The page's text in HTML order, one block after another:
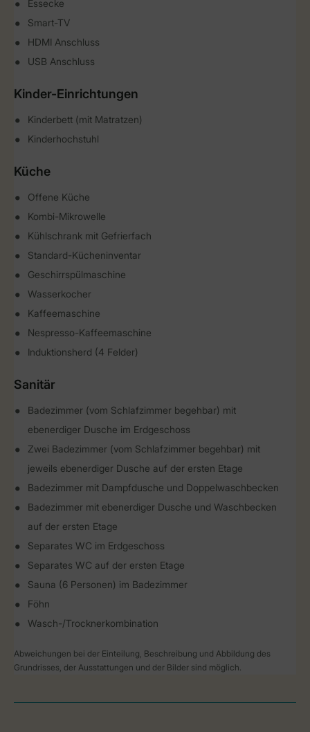
Essecke
Smart-TV
HDMI Anschluss
USB Anschluss
Kinder-Einrichtungen
Kinderbett (mit Matratzen)
Kinderhochstuhl
Küche
Offene Küche
Kombi-Mikrowelle
Kühlschrank mit Gefrierfach
Standard-Kücheninventar
Geschirrspülmaschine
Wasserkocher
Kaffeemaschine
Nespresso-Kaffeemaschine
Induktionsherd (4 Felder)
Sanitär
Badezimmer (vom Schlafzimmer begehbar) mit
ebenerdiger Dusche im Erdgeschoss
Zwei Badezimmer (vom Schlafzimmer begehbar) mit
jeweils ebenerdiger Dusche auf der ersten Etage
Badezimmer mit Dampfdusche und Doppelwaschbecken
Badezimmer mit ebenerdiger Dusche und Waschbecken
auf der ersten Etage
Separates WC im Erdgeschoss
Separates WC auf der ersten Etage
Sauna (6 Personen) im Badezimmer
Föhn
Wasch-/Trocknerkombination
Abweichungen bei der Einteilung, Beschreibung und Abbildung des
Grundrisses, der Ausstattungen und der Bilder sind möglich.